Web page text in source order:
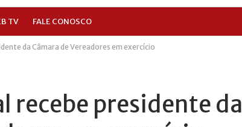
TV FALE CONOSCO
da Câmara de Vereadores em exercício
recebe presidente da